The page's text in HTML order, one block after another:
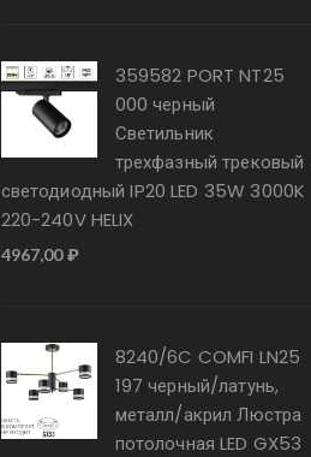
359582 PORT NT25
000 черный
Светильник
трехфазный трековый
светодиодный IP20 LED 35W 3000K
220-240V HELIX
4967,00₽
8240/6C COMFI LN25
197 черный/латунь,
металл/акрил Люстра
потолочная LED GX53